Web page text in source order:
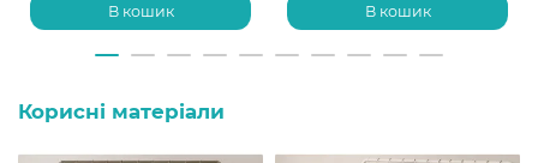
В кошик В кошик
Корисні матеріали